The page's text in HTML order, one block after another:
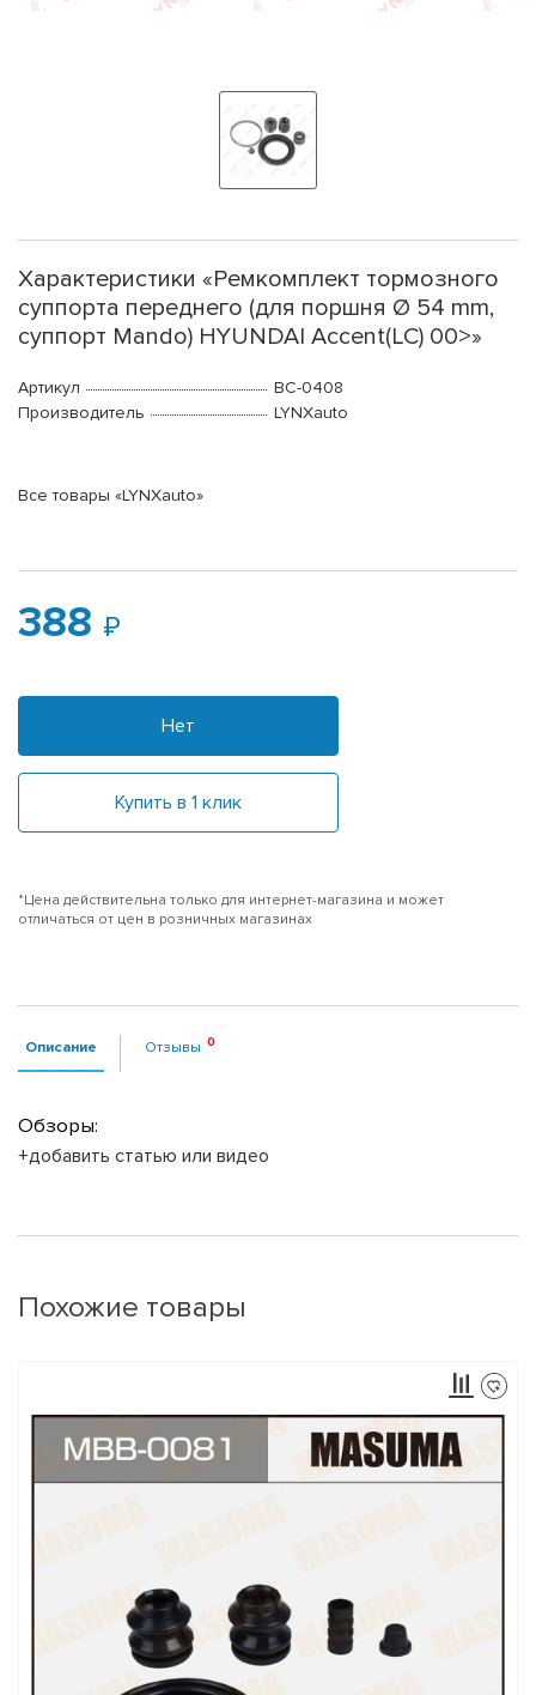
Характеристики «Ремкомплект тормозного
суппорта переднего (для поршня Ø 54 mm,
суппорт Mando) HYUNDAI Accent(LC) 00>»
Артикул
BC-0408
Производитель
LYNXauto
Все товары «LYNXauto»
388
Нет
Купить в 1 клик
*Цена действительна только для интернет-магазина и может
отличаться от цен в розничных магазинах
Описание Отзывы
Обзоры:
+добавить статью или видео
Похожие товары